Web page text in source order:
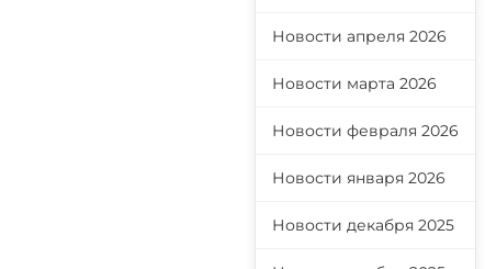
Новости апреля 2026
Новости марта 2026
Новости февраля 2026
Новости января 2026
Новости декабря 2025